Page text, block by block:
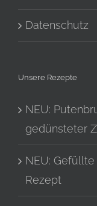
Datenschutz
Unsere Rezepte
NEU:
gedünsteter
NEU:
Rezept